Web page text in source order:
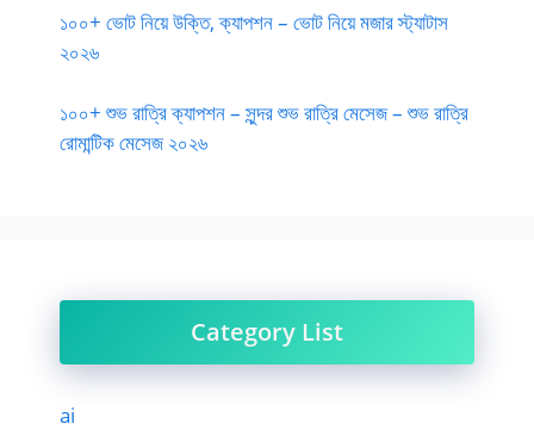
১০০+ ভোট নিয়ে উক্তি, ক্যাপশন – ভোট নিয়ে মজার স্ট্যাটাস
২০২৬
১০০+ শুভ রাত্রি ক্যাপশন – সুন্দর শুভ রাত্রি মেসেজ – শুভ রাত্রি
রোমান্টিক মেসেজ ২০২৬
Category List
ai